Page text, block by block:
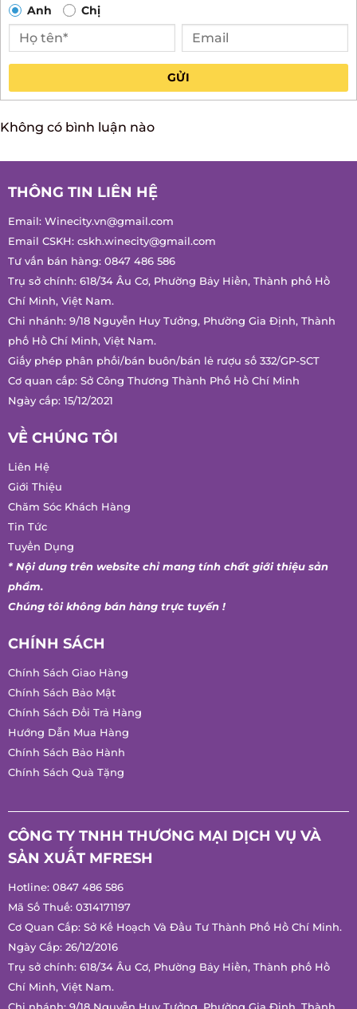
Anh
Không có bình luận nào
THÔNG TIN LIÊN HỆ
Email: Winecity.vn@gmail.com
Email CSKH: cskh.winecity@gmail.com
Tư vấn bán hàng:0847 486 586
Trụ sở chính: 618/34 Âu Cơ, Phường Bảy Hiền, Thành phố Hồ
Chí Minh, Việt Nam.
Chi nhánh: 9/18 Nguyễn Huy Tưởng, Phường Gia Định, Thành
phố Hồ Chí Minh, Việt Nam.
Giấy phép phân phối/bán buôn/bán lẻ rượu số 332/GP-SCT
Ngày cấp: 15/12/2021
VỀ CHÚNG TÔI
Liên Hệ
Giới Thiệu
Chăm Sóc Khách Hàng
Tin Tức
Tuyển Dụng
* Nội dung trên website chỉ mang tính chất giới thiệu sản
Chúng tôi không bán hàng trực tuyến !
CHÍNH SÁCH
Chính Sách Giao Hàng
Chính Sách Bảo Mật
Chính Sách Đổi Trả Hàng
Hướng Dẫn Mua Hàng
Chính Sách Quà Tặng
SẢN XUẤT MFRESH
Hotline:0847 486 586
Mã Số Thuế: 0314171197
Cơ Quan Cấp: Sở Kế Hoạch Và Đầu Tư Thành Phố Hồ Chí
Minh.
Ngày Cấp: 26/12/2016